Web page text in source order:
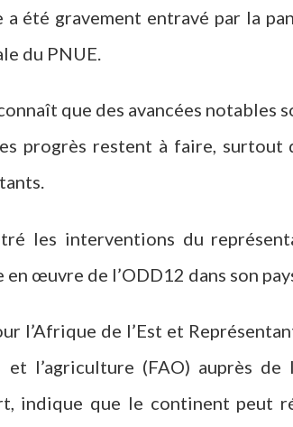
été gravement entravé par la
du PNUE.
que des avancées notables
progrès restent à faire, surtout
les interventions du
œuvre de l’ODD12 dans son
l’Afrique de l’Est et
l’agriculture (FAO) auprès
indique que le continent peut